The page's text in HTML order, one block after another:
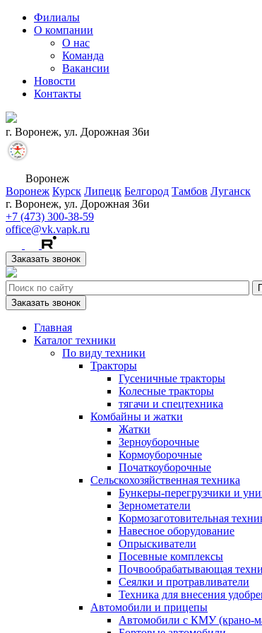
Филиалы
О компании
О нас
Команда
Вакансии
Новости
Контакты
г. Воронеж, ул. Дорожная 36и
Воронеж
Воронеж Курск Липецк Белгород Тамбов Луганск
г. Воронеж, ул. Дорожная 36и
+7 (473) 300-38-59
office@vk.vapk.ru
Заказать звонок
Заказать звонок
Главная
Каталог техники
По виду техники
Тракторы
Гусеничные тракторы
Колесные тракторы
тягачи и спецтехника
Комбайны и жатки
Жатки
Зерноуборочные
Кормоуборочные
Початкоуборочные
Сельскохозяйственная техника
Бункеры-перегрузчики и
Зернометатели
Кормозаготовительная
Навесное оборудование
Опрыскиватели
Посевные комплексы
Почвообрабатывающая
Сеялки и протравливатели
Техника для внесения
Автомобили и прицепы
Автомобили с КМУ (крано-